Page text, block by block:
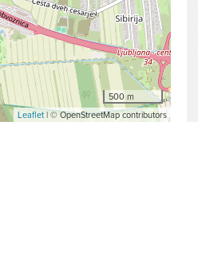
500 m
Leaflet| © OpenStreetMap contributors